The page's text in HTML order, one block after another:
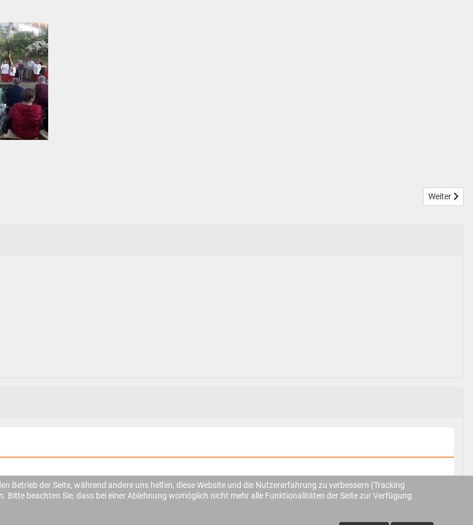
Nächster
Weiter
Betrieb der Seite, während andere uns helfen, diese Website und die Nutzererfahrung zu verbessern (Tracking
Bitte beachten Sie, dass bei einer Ablehnung womöglich nicht mehr alle Funktionalitäten der Seite zur Verfügung